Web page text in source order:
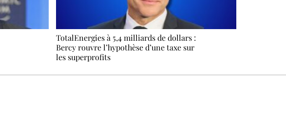
TotalEnergies à 5,4 milliards de dollars :
Bercy rouvre l’hypothèse d’une taxe sur
les superprofits